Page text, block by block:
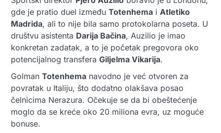
gde je pratio duel između Totenhema i Atletiko
Madrida, ali to nije bila samo protokolarna poseta. U
društvu asistenta Darija Bačina, Auzilio je imao
konkretan zadatak, a to je početak pregovora oko
potencijalnog transfera Giljelma Vikarija.
Golman Totenhema navodno je već otvoren za
povratak u Italiju, što dodatno olakšava posao
čelnicima Nerazura. Očekuje se da bi obeštećenje
moglo da se kreće oko 20 miliona evra, uz moguće
bonuse.